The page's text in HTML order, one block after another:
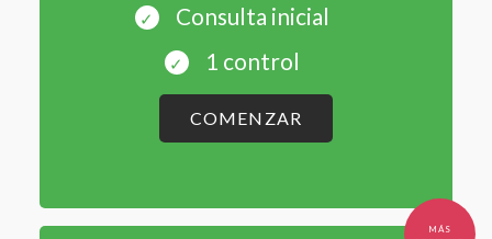
Consulta inicial
1 control
COMENZAR